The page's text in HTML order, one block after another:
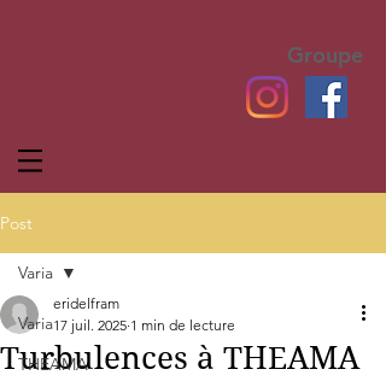
Groupe
Post
Varia
THEAMA
Varia
Turbulences à THEAMA
eridelfram
17 juil. 2025 1 min de lecture